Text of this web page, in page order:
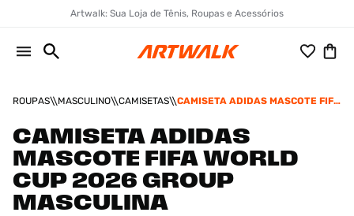
Artwalk: Sua Loja de Tênis, Roupas e Acessórios
ROUPAS MASCULINO CAMISETAS
CAMISETA ADIDAS MASCOTE FIFA
MASCULINA
CAMISETA ADIDAS
MASCOTE FIFA WORLD
CUP 2026 GROUP
MASCULINA